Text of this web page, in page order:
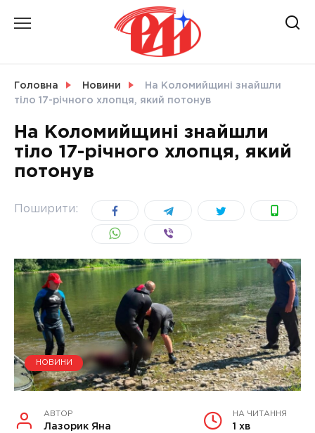
Головна Новини
На Коломийщині знайшли
тіло 17-річного хлопця, який потонув
На Коломийщині знайшли
тіло 17-річного хлопця, який
потонув
Поширити:
НОВИНИ
АВТОР
Лазорик Яна
НА ЧИТАННЯ
1 хв